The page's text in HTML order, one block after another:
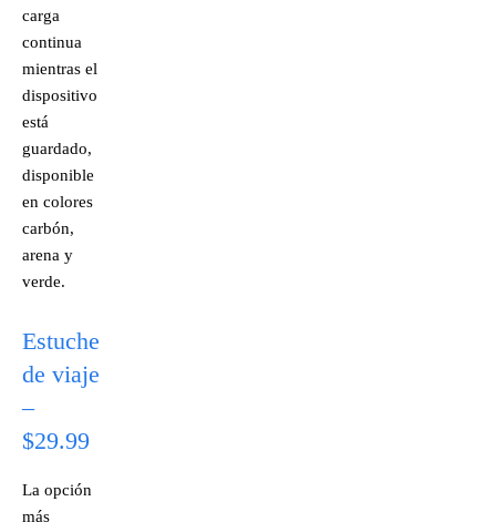
carga
continua
mientras el
dispositivo
está
guardado,
disponible
en colores
carbón,
arena y
verde.
Estuche
de viaje
–
$29.99
La opción
más